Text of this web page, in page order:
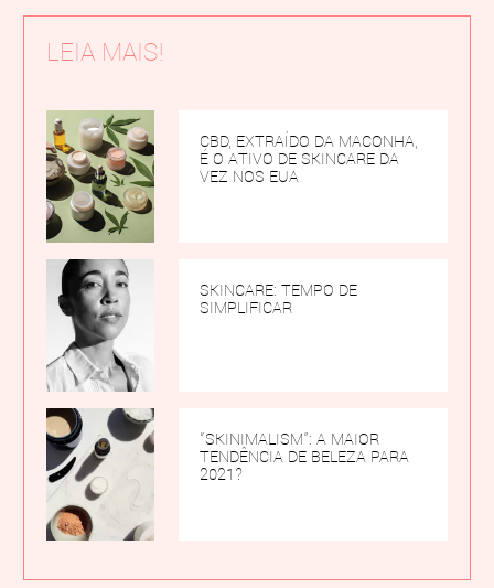
LEIA MAIS!
CBD, EXTRAÍDO DA MACONHA,
É O ATIVO DE SKINCARE DA
VEZ NOS EUA
SKINCARE: TEMPO DE
SIMPLIFICAR
“SKINIMALISM”: A MAIOR
TENDÊNCIA DE BELEZA PARA
2021?